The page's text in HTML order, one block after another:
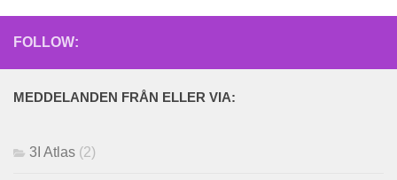
FOLLOW:
MEDDELANDEN FRÅN ELLER VIA:
3I Atlas (2)